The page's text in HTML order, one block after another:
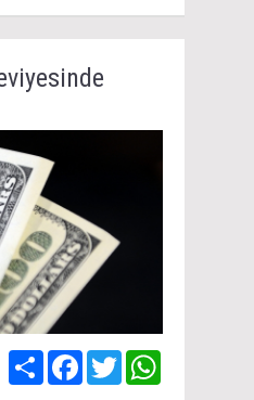
Share FacebookTwitter